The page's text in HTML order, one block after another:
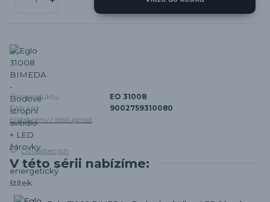
Číslo produktu:
EO 31008
EAN kód:
9002759310080
Hlídat cenu / dostupnost
Do oblíbených
V této sérii nabízíme: